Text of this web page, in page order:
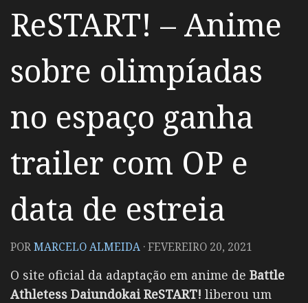
ReSTART! – Anime
sobre olimpíadas
no espaço ganha
trailer com OP e
data de estreia
PORMARCELO ALMEIDA ·FEVEREIRO 20, 2021
O site oficial da adaptação em anime de Battle
Athletess Daiundokai ReSTART! liberou um